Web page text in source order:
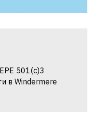
501(c)3
в Windermere